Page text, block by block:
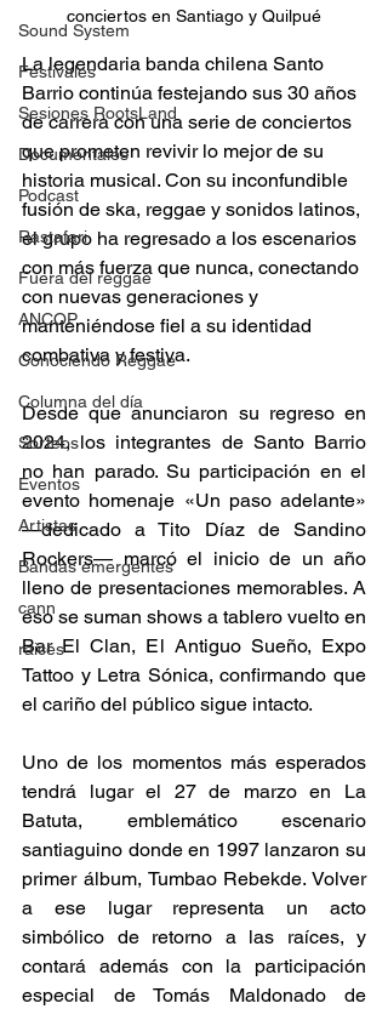
Sound System
Festivales
Sesiones RootsLand
Documentales
Podcast
Rastafari
Fuera del reggae
ANCOP
Conociendo Reggae
Columna del día
Sorteos
Eventos
Artistas
Bandas emergentes
cann
raices
conciertos en Santiago y Quilpué
La legendaria banda chilena Santo
Barrio continúa festejando sus 30 años
de carrera con una serie de conciertos
que prometen revivir lo mejor de su
historia musical. Con su inconfundible
fusión de ska, reggae y sonidos latinos,
el grupo ha regresado a los escenarios
con más fuerza que nunca, conectando
con nuevas generaciones y
manteniéndose fiel a su identidad
combativa y festiva.
Desde que anunciaron su regreso en
2024, los integrantes de Santo Barrio
no han parado. Su participación en el
evento homenaje «Un paso adelante»
—dedicado a Tito Díaz de Sandino
Rockers— marcó el inicio de un año
lleno de presentaciones memorables. A
eso se suman shows a tablero vuelto en
Bar El Clan, El Antiguo Sueño, Expo
Tattoo y Letra Sónica, confirmando que
el cariño del público sigue intacto.
Uno de los momentos más esperados
tendrá lugar el 27 de marzo en La
Batuta, emblemático escenario
santiaguino donde en 1997 lanzaron su
primer álbum, Tumbao Rebekde. Volver
a ese lugar representa un acto
simbólico de retorno a las raíces, y
contará además con la participación
especial de Tomás Maldonado de